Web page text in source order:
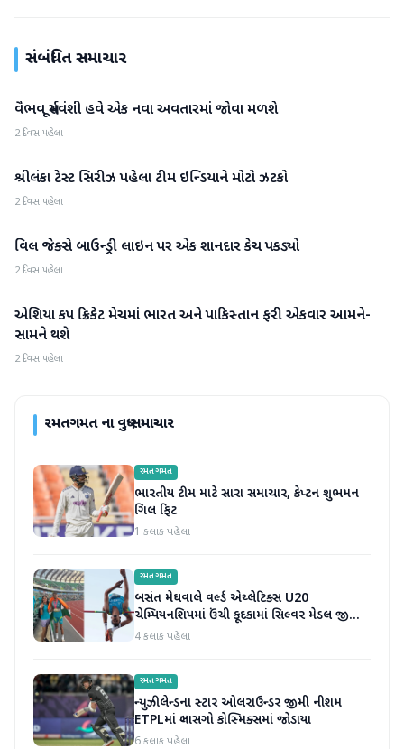
સંબંધિત સમાચાર
રમતગમત
વૈભવ સૂર્યવંશી હવે એક નવા અવતારમાં જોવા મળશે
2 દિવસ પહેલા
રમતગમત
શ્રીલંકા ટેસ્ટ સિરીઝ પહેલા ટીમ ઇન્ડિયાને મોટો ઝટકો
2 દિવસ પહેલા
રમતગમત
વિલ જેક્સે બાઉન્ડ્રી લાઇન પર એક શાનદાર કેચ પકડ્યો
2 દિવસ પહેલા
રમતગમત
એશિયા કપ ક્રિકેટ મેચમાં ભારત અને પાકિસ્તાન ફરી એકવાર આમને-
સામને થશે
2 દિવસ પહેલા
રમતગમતના વધુ સમાચાર
રમતગમત
ભારતીય ટીમ માટે સારા સમાચાર, કેપ્ટન શુભમન
ગિલ ફિટ
1 કલાક પહેલા
રમતગમત
બસંત મેઘવાલે વર્લ્ડ એથ્લેટિક્સ U20
ચેમ્પિયનશિપમાં ઉંચી કૂદકામાં સિલ્વર મેડલ જીતીને
ઇતિહાસ રચ્યો
4 કલાક પહેલા
રમતગમત
ન્યુઝીલેન્ડના સ્ટાર ઓલરાઉન્ડર જીમી નીશમ
ETPLમાં ગ્લાસગો કોસ્મિક્સમાં જોડાયા
6 કલાક પહેલા